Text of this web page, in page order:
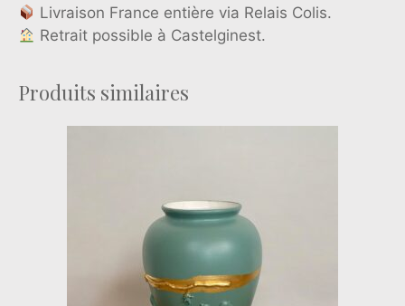
Livraison France entière via Relais Colis.
Retrait possible à Castelginest.
Produits similaires